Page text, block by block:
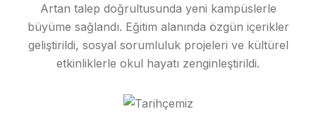
Artan talep doğrultusunda yeni kampüslerle
büyüme sağlandı. Eğitim alanında özgün içerikler
geliştirildi, sosyal sorumluluk projeleri ve kültürel
etkinliklerle okul hayatı zenginleştirildi.